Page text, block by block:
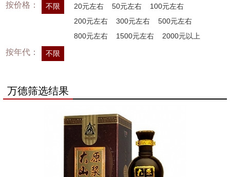
按价格： 不限 20元左右 50元左右
100元左右
200元左右
300元左右
500元左右
800元左右
1500元左右 2000元以上
按年代： 不限
万德筛选结果